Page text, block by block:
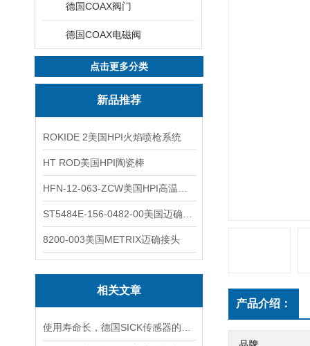
德国COAX阀门
德国COAX电磁阀
点击更多分类
新品推荐
ROKIDE 2美国HPI火焰喷枪系统
HT ROD美国HPI陶瓷棒
8200-003美国METRIX迈确接头
相关文章
产品介绍：